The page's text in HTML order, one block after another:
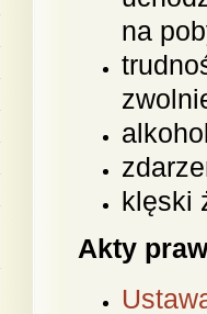
na
Akty